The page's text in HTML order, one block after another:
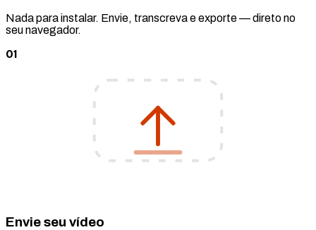
Nada para instalar. Envie, transcreva e exporte — direto no
seu navegador.
01
Envie seu vídeo